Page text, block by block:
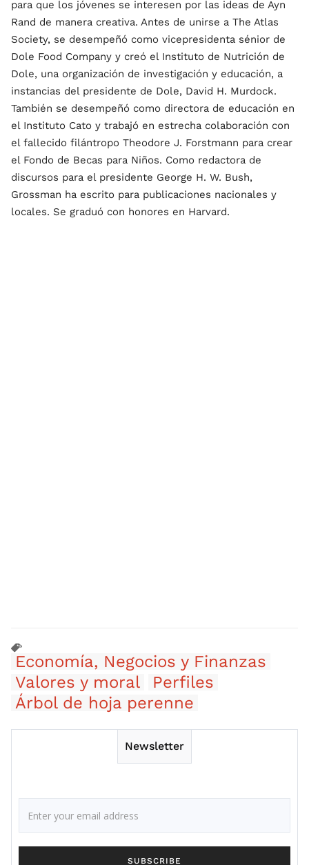
para que los jóvenes se interesen por las ideas de Ayn
Rand de manera creativa. Antes de unirse a The Atlas
Society, se desempeñó como vicepresidenta sénior de
Dole Food Company y creó el Instituto de Nutrición de
Dole, una organización de investigación y educación, a
instancias del presidente de Dole, David H. Murdock.
También se desempeñó como directora de educación en
el Instituto Cato y trabajó en estrecha colaboración con
el fallecido filántropo Theodore J. Forstmann para crear
el Fondo de Becas para Niños. Como redactora de
discursos para el presidente George H. W. Bush,
Grossman ha escrito para publicaciones nacionales y
locales. Se graduó con honores en Harvard.
Economía, Negocios y Finanzas
Valores y moral
Perfiles
Árbol de hoja perenne
Newsletter